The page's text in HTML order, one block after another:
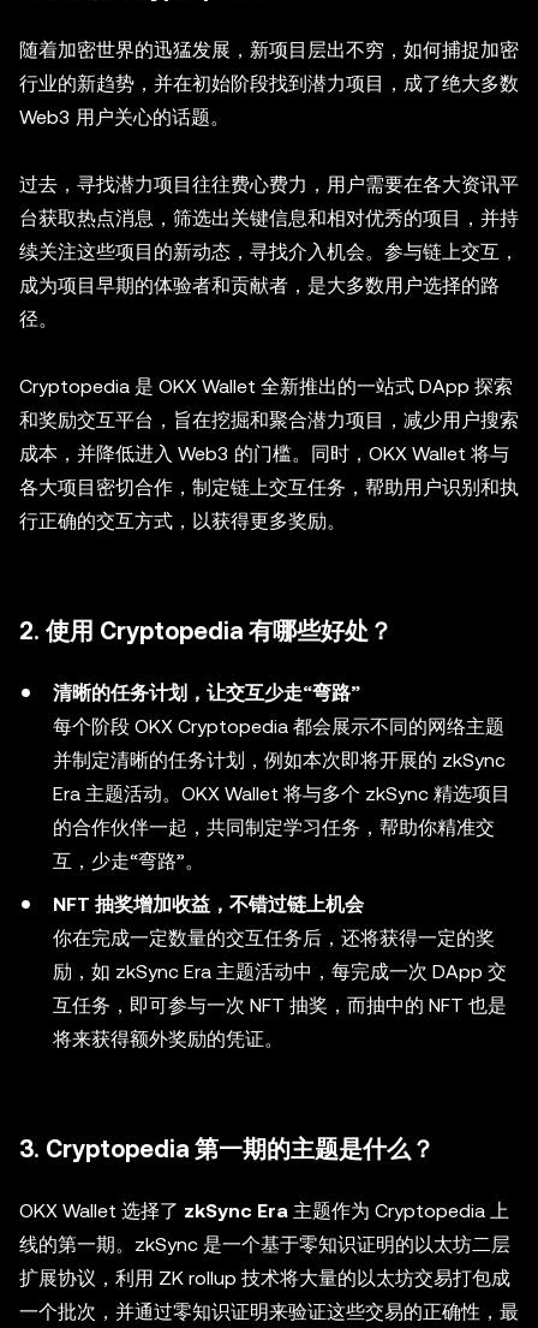
随着加密世界的迅猛发展，新项目层出不穷，如何捕捉加密
行业的新趋势，并在初始阶段找到潜力项目，成了绝大多数
Web3 用户关心的话题。
过去，寻找潜力项目往往费心费力，用户需要在各大资讯平
台获取热点消息，筛选出关键信息和相对优秀的项目，并持
续关注这些项目的新动态，寻找介入机会。参与链上交互，
成为项目早期的体验者和贡献者，是大多数用户选择的路
径。
Cryptopedia 是 OKX Wallet 全新推出的一站式 DApp 探索
和奖励交互平台，旨在挖掘和聚合潜力项目，减少用户搜索
成本，并降低进入 Web3 的门槛。同时，OKX Wallet 将与
各大项目密切合作，制定链上交互任务，帮助用户识别和执
行正确的交互方式，以获得更多奖励。
2. 使用 Cryptopedia 有哪些好处？
清晰的任务计划，让交互少走“弯路”
每个阶段 OKX Cryptopedia 都会展示不同的网络主题
并制定清晰的任务计划，例如本次即将开展的 zkSync
Era 主题活动。OKX Wallet 将与多个 zkSync 精选项目
的合作伙伴一起，共同制定学习任务，帮助你精准交
互，少走“弯路”。
NFT 抽奖增加收益，不错过链上机会
你在完成一定数量的交互任务后，还将获得一定的奖
励，如 zkSync Era 主题活动中，每完成一次 DApp 交
互任务，即可参与一次 NFT 抽奖，而抽中的 NFT 也是
将来获得额外奖励的凭证。
3. Cryptopedia 第一期的主题是什么？
OKX Wallet 选择了 zkSync Era 主题作为 Cryptopedia 上
线的第一期。zkSync 是一个基于零知识证明的以太坊二层
扩展协议，利用 ZK rollup 技术将大量的以太坊交易打包成
一个批次，并通过零知识证明来验证这些交易的正确性，最